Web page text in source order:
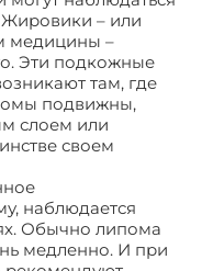
– или
медицины –
Эти подкожные
там, где
подвижны,
слоем или
своем
наблюдается
Обычно липома
медленно. И при